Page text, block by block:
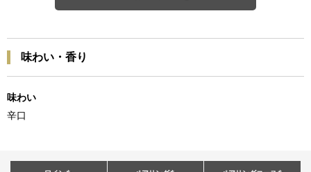
味わい・香り
味わい
辛口